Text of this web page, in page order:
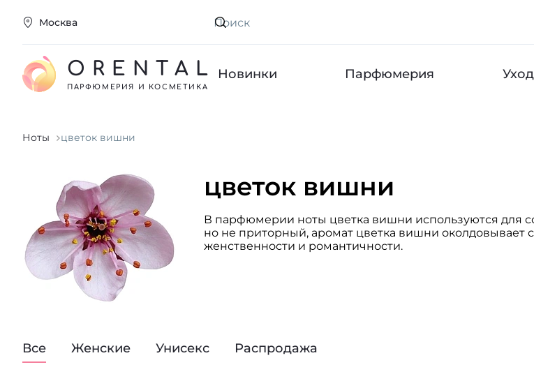
Москва Искать
ORENTAL
ПАРФЮМЕРИЯ И КОСМЕТИКА
Новинки Парфюмерия Уход
Ноты цветок вишни
цветок вишни
В парфюмерии ноты цветка вишни используются для
но не приторный, аромат цветка вишни околдовывает
женственности и романтичности.
Все Женские Унисекс Распродажа